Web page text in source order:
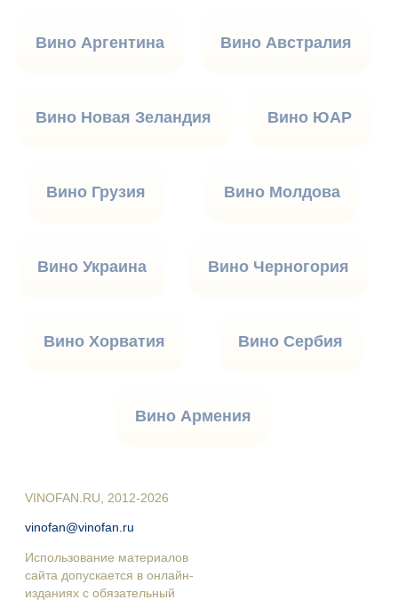
Вино Аргентина Вино Австралия
Вино Новая Зеландия Вино ЮАР
Вино Грузия Вино Молдова
Вино Украина Вино Черногория
Вино Хорватия Вино Сербия
Вино Армения
VINOFAN.RU, 2012-2026
vinofan@vinofan.ru
Использование материалов
сайта допускается в онлайн-
изданиях с обязательный